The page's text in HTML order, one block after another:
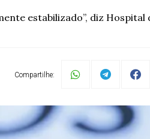
estabilizado”, diz Hospital
Compartilhe: